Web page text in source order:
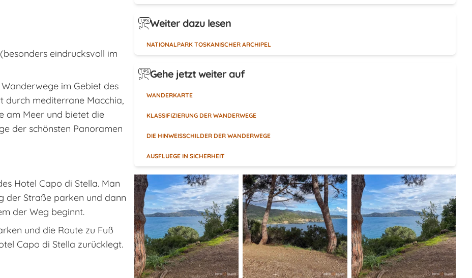
eindrucksvoll im
im Gebiet des
durch mediterrane Macchia,
am Meer und bietet die
der schönsten Panoramen
Hotel Capo di Stella. Man
der Straße parken und dann
der Weg beginnt.
und die Route zu Fuß
Capo di Stella zurücklegt.
Weiter dazu lesen
NATIONALPARK TOSKANISCHER ARCHIPEL
Gehe jetzt weiter auf
WANDERKARTE
KLASSIFIZIERUNG DER WANDERWEGE
DIE HINWEISSCHILDER DER WANDERWEGE
AUSFLUEGE IN SICHERHEIT